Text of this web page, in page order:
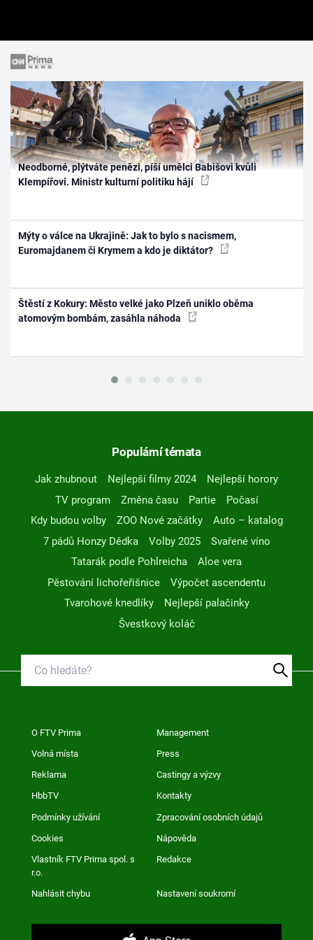
Neodborné, plýtváte penězi, píší umělci Babišovi kvůli
Klempířovi. Ministr kulturní politiku hájí
Mýty o válce na Ukrajině: Jak to bylo s nacismem,
Euromajdanem či Krymem a kdo je diktátor?
Štěstí z Kokury: Město velké jako Plzeň uniklo oběma
atomovým bombám, zasáhla náhoda
Populární témata
Jak zhubnout Nejlepší filmy 2024
Nejlepší horory
TV program
Změna času Partie
Počasí
Kdy budou volby
ZOO Nové začátky
Auto – katalog
7 pádů Honzy Dědka
Volby 2025
Svařené víno
Tatarák podle Pohlreicha
Aloe vera
Pěstování lichořeřišnice
Výpočet ascendentu
Tvarohové knedlíky
Nejlepší palačinky
Švestkový koláč
O FTV Prima Management
Volná místa Press
Reklama Castingy a výzvy
HbbTV Kontakty
Podmínky užívání Zpracování osobních údajů
Cookies Nápověda
Vlastník FTV Prima spol. s
r.o.
Redakce
Nahlásit chybu Nastavení soukromí